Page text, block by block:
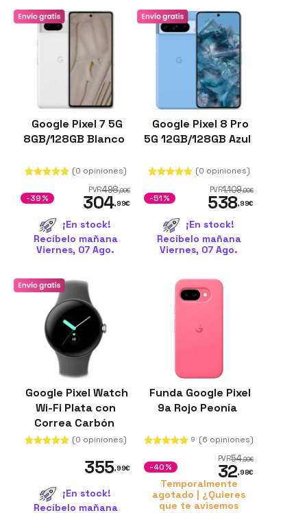
Google Pixel 7 5G
8GB/128GB Blanco
(0 opiniones)
PVR498,99€
304,99€
-39%
¡En stock!
Recíbelo mañana
Viernes, 07 Ago.
Google Pixel 8 Pro
5G 12GB/128GB Azul
(0 opiniones)
PVR1.109,00€
538,99€
-51%
¡En stock!
Recíbelo mañana
Viernes, 07 Ago.
Google Pixel Watch
Wi-Fi Plata con
Correa Carbón
(0 opiniones)
355,99€
¡En stock!
Recíbelo mañana
Funda Google Pixel
9a Rojo Peonía
9 (6 opiniones)
PVR54,99€
32,98€
-40%
Temporalmente
agotado | ¿Quieres
que te avisemos